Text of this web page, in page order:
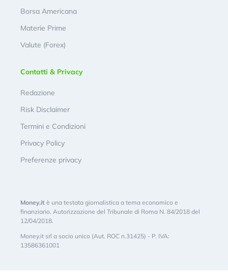
Borsa Americana
Materie Prime
Valute (Forex)
Contatti & Privacy
Redazione
Risk Disclaimer
Termini e Condizioni
Privacy Policy
Preferenze privacy
Money.it è una testata giornalistica a tema economico e
finanziario. Autorizzazione del Tribunale di Roma N. 84/2018 del
12/04/2018.
Money.it srl a socio unico (Aut. ROC n.31425) - P. IVA:
13586361001